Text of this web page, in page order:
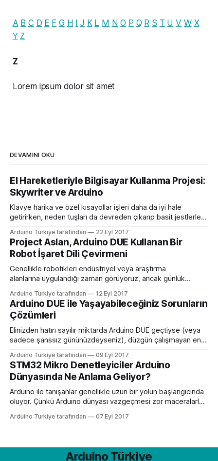
A B C D E F G H J K L M N O P Q R S T U V W X
Y Z
Z
Lorem ipsum dolor sit amet
DEVAMINI OKU
El Hareketleriyle Bilgisayar Kullanma Projesi:
Skywriter ve Arduino
Klavye harika ve özel kısayollar işleri daha da iyi hale
getirirken, neden tuşları da devreden çıkarıp basit jestlerle
dizüstü bilgisayarda klavye taklit etmek için Arduino
Leonardo’nun yanında parmak hareketlerini almak için bir
Skywriter cihazı kullanarak eşsiz bir arayüz oluşturarak bunu
yaptı. Skywriter
Arduino Turkiye tarafından 22 Eyl 2017
Project Aslan, Arduino DUE Kullanan Bir
Robot İşaret Dili Çevirmeni
Genellikle robotikleri endüstriyel veya araştırma
alanlarına uygulandığı zaman görüyoruz, ancak günlük
görme engelli insanlar için kişisel rehber görevi gören
mutfak botu, engellilerin yemek yapmasına yardımcı olabilir.
Veya – ve bu gerçek – işaret dili çevirmeni işlevi gören robot
kolu. Sınıflarda, mahkemelerde ve evde, bu
Arduino Turkiye tarafından 12 Eyl 2017
Arduino DUE ile Yaşayabileceğiniz Sorunların
Çözümleri
Elinizden hatırı sayılır miktarda Arduino DUE geçtiyse (veya
sadece şanssız gününüzdeyseniz), düzgün çalışmayan en
her zaman cihazı çöpe atmanız gerekmeyebilir. Birçok
Arduino DUE sorununu çözmek için çeşitli yöntemler var.
Diyelim ki Arduino DUE ile çalışmaya başlayacaksınız. Bunun
için Arduino’yu açtınız
Arduino Turkiye tarafından 09 Eyl 2017
STM32 Mikro Denetleyiciler Arduino
Dünyasında Ne Anlama Geliyor?
Arduino ile tanışanlar genellikle uzun bir yolun başlangıcında
oluyor. Çünkü Arduino dünyası vazgeçmesi zor maceralarla
nedenle Arduino dünyasıyla sizi buluşturmak için biz de
projeler için yeterli
Arduino Turkiye tarafından 07 Eyl 2017
Arduino Türkiye